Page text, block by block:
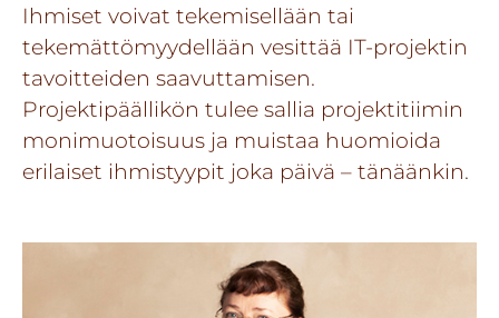
Ihmiset voivat tekemisellään tai
tekemättömyydellään vesittää IT-projektin
tavoitteiden saavuttamisen.
Projektipäällikön tulee sallia projektitiimin
monimuotoisuus ja muistaa huomioida
erilaiset ihmistyypit joka päivä – tänäänkin.